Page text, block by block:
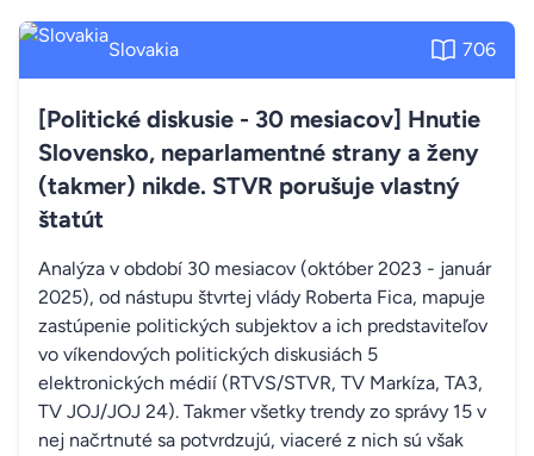
Slovakia 706
[Politické diskusie - 30 mesiacov] Hnutie
Slovensko, neparlamentné strany a ženy
(takmer) nikde. STVR porušuje vlastný
štatút
Analýza v období 30 mesiacov (október 2023 - január
2025), od nástupu štvrtej vlády Roberta Fica, mapuje
zastúpenie politických subjektov a ich predstaviteľov
vo víkendových politických diskusiách 5
elektronických médií (RTVS/STVR, TV Markíza, TA3,
TV JOJ/JOJ 24). Takmer všetky trendy zo správy 15 v
nej načrtnuté sa potvrdzujú, viaceré z nich sú však